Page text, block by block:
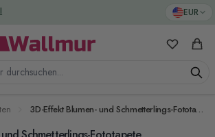
EUR
durchsuchen...
Meine
3D-Effekt Blumen- und Schmetterlings-Fototapete